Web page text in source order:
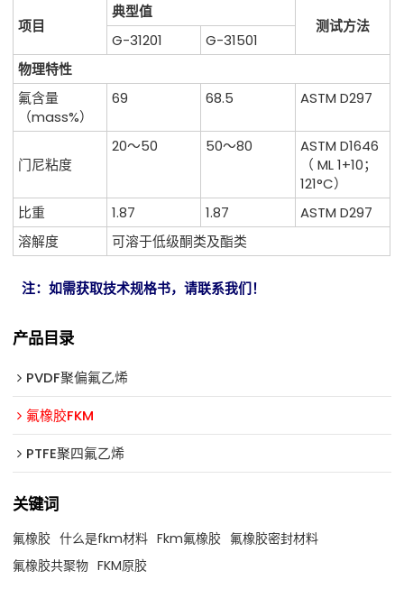
项目
典型值
测试方法
G-31201
G-31501
物理特性
氟含量
（mass%）
69 68.5 ASTM D297
门尼粘度
20～50 50～80
ASTM D1646
（ ML 1+10；
121°C）
比重
1.87 1.87
ASTM D297
溶解度
可溶于低级酮类及酯类
注：如需获取技术规格书，请联系我们！
产品目录
PVDF聚偏氟乙烯
氟橡胶FKM
PTFE聚四氟乙烯
关键词
氟橡胶 什么是fkm材料 Fkm氟橡胶 氟橡胶密封材料
氟橡胶共聚物 FKM原胶